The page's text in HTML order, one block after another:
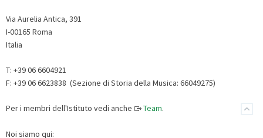
Via Aurelia Antica, 391
I-00165 Roma
Italia
T: +39 06 6604921
F: +39 06 6623838 (Sezione di Storia della Musica: 66049275)
Per i membri dell'Istituto vedi anche Team.
Noi siamo qui: